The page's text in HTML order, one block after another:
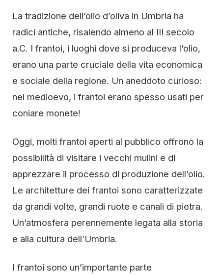
La tradizione dell’olio d’oliva in Umbria ha
radici antiche, risalendo almeno al III secolo
a.C. I frantoi, i luoghi dove si produceva l’olio,
erano una parte cruciale della vita economica
e sociale della regione. Un aneddoto curioso:
nel medioevo, i frantoi erano spesso usati per
coniare monete!
Oggi, molti frantoi aperti al pubblico offrono la
possibilità di visitare i vecchi mulini e di
apprezzare il processo di produzione dell’olio.
Le architetture dei frantoi sono caratterizzate
da grandi volte, grandi ruote e canali di pietra.
Un’atmosfera perennemente legata alla storia
e alla cultura dell’Umbria.
I frantoi sono un’importante parte